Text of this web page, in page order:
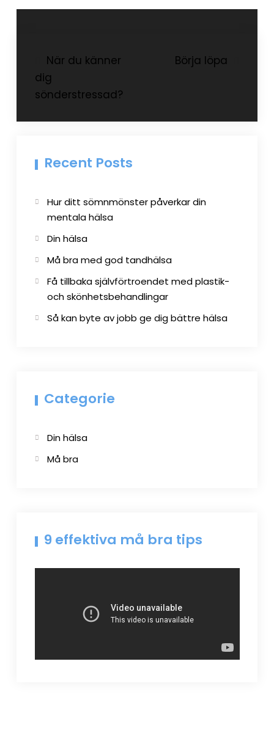
Post
navigation
När du känner
dig
sönderstressad?
Börja löpa
Recent Posts
Hur ditt sömnmönster påverkar din
mentala hälsa
Din hälsa
Må bra med god tandhälsa
Få tillbaka självförtroendet med plastik-
och skönhetsbehandlingar
Så kan byte av jobb ge dig bättre hälsa
Categorie
Din hälsa
Må bra
9 effektiva må bra tips